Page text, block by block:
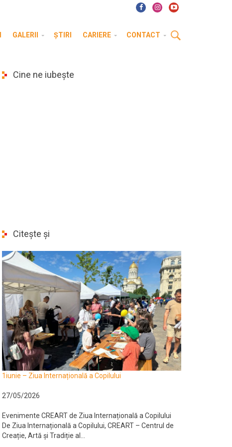
GALERII ȘTIRI CARIERE CONTACT
Cine ne iubește
Citește și
1iunie – Ziua Internațională a Copilului
27/05/2026
Evenimente CREART de Ziua Internațională a Copilului
De Ziua Internațională a Copilului, CREART – Centrul de
Creație, Artă și Tradiție al...